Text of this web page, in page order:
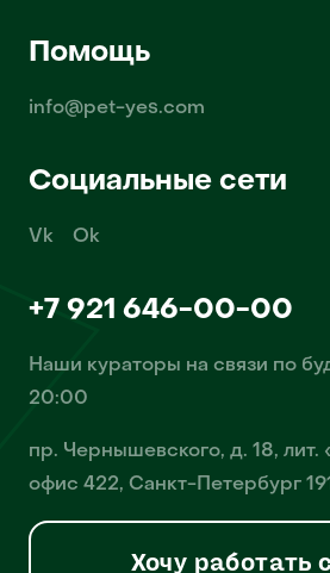
Помощь
info@pet-yes.com
Социальные сети
Vk Ok
+7 921 646-00-00
Наши кураторы на связи по
20:00
пр. Чернышевского, д. 18,
офис 422, Санкт-Петербург
Хочу работать